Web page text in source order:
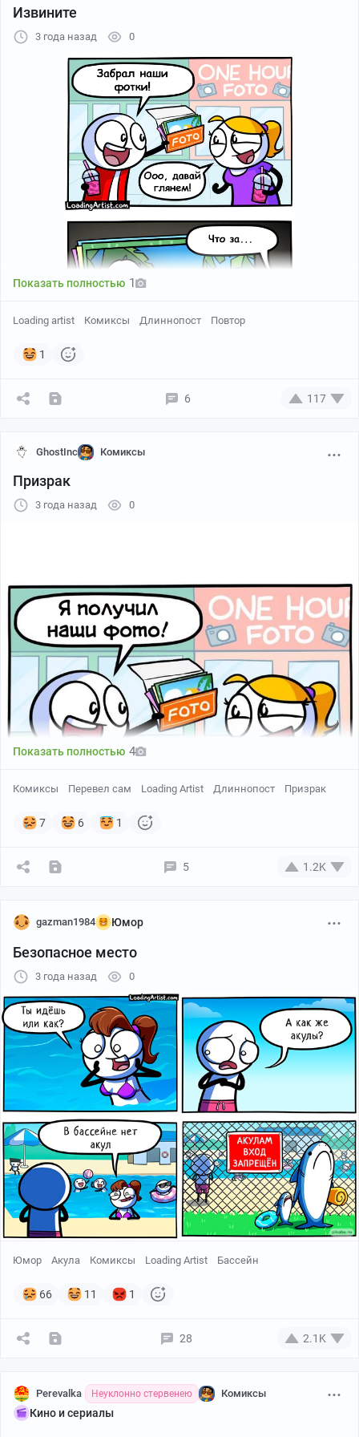
Ghost Inc. в Контакте :)
https://vk.com/ghostinc
Больше переводов и другие комиксы в сообществе
Ghost Inc. в Контакте :)
https://vk.com/ghostinc
Извините
3 года назад 0
Показать полностью 1
Loading artist Комиксы Длиннопост Повтор
1
6 117
GhostInc Комиксы
Призрак
3 года назад 0
Показать полностью 4
Комиксы Перевел сам Loading Artist Длиннопост Призрак
7 6 1
5 1.2K
gazman1984 Юмор
Безопасное место
3 года назад 0
Юмор Акула Комиксы Loading Artist Бассейн
66 11 1
28 2.1K
Perevalka Неуклонно стервенею Комиксы
Кино и сериалы